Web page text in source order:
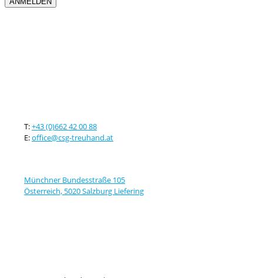
T:+43 (0)662 42 00 88
E:office@csg-treuhand.at
Münchner Bundesstraße 105
Österreich, 5020 Salzburg Liefering